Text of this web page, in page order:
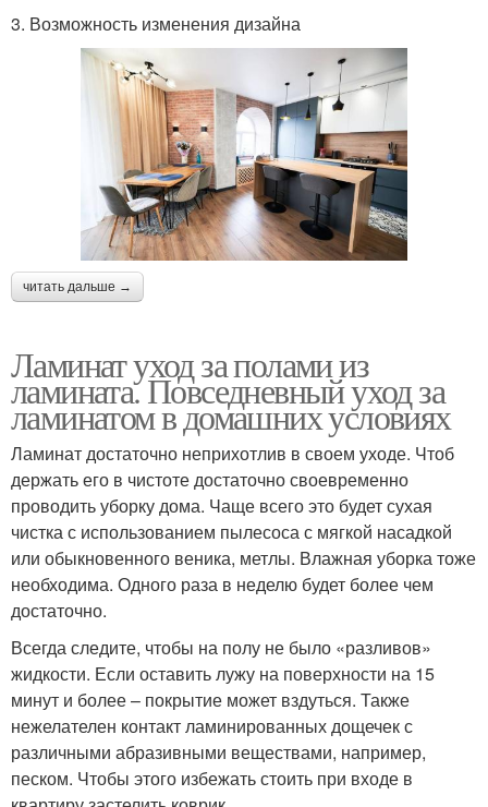
3. Возможность изменения дизайна
читать дальше →
Ламинат уход за полами из
ламината. Повседневный уход за
ламинатом в домашних условиях
Ламинат достаточно неприхотлив в своем уходе. Чтоб
держать его в чистоте достаточно своевременно
проводить уборку дома. Чаще всего это будет сухая
чистка с использованием пылесоса с мягкой насадкой
или обыкновенного веника, метлы. Влажная уборка тоже
необходима. Одного раза в неделю будет более чем
достаточно.
Всегда следите, чтобы на полу не было «разливов»
жидкости. Если оставить лужу на поверхности на 15
минут и более – покрытие может вздуться. Также
нежелателен контакт ламинированных дощечек с
различными абразивными веществами, например,
песком. Чтобы этого избежать стоить при входе в